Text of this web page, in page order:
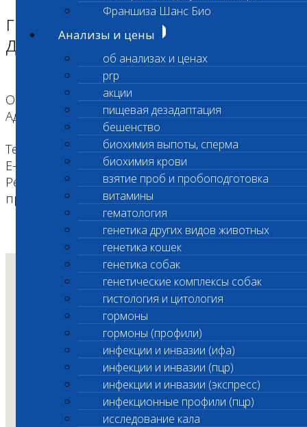
Франшиза Шанс Био
Анализы и цены
об анализах и ценах
prp
акции
пищевая дезадаптация
бешенство
биохимия выпоты, сперма
биохимия крови
взятие проб и пробоподготовка
витамины
гематология
генетика других видов животных
генетика кошек
генетика собак
генетические комплексы собак
гистология и цитология
гормоны
гормоны (профили)
инфекции и инвазии (ифа)
инфекции и инвазии (пцр)
инфекции и инвазии (экспресс)
инфекционные профили (пцр)
исследование кала
г. Коломна, ул. Добролюбова
дом 17А
Область деятельности: Экспресс исследования
Адрес: г. Коломна, ул. Добролюбова дом 17А
Телефон: +7 (495) 260-0-260
E-mail: kolomna@vetlab.ru
Режим работы: с 9:00-19:00. Забор материала,
прием и регистрация с 9:00 до 18:00